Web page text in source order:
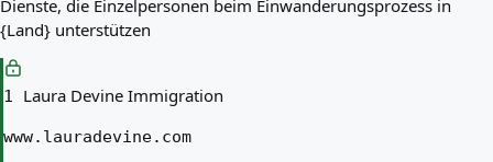
Dienste, die Einzelpersonen beim Einwanderungsprozess in
{Land} unterstützen
1 Laura Devine Immigration
www.lauradevine.com